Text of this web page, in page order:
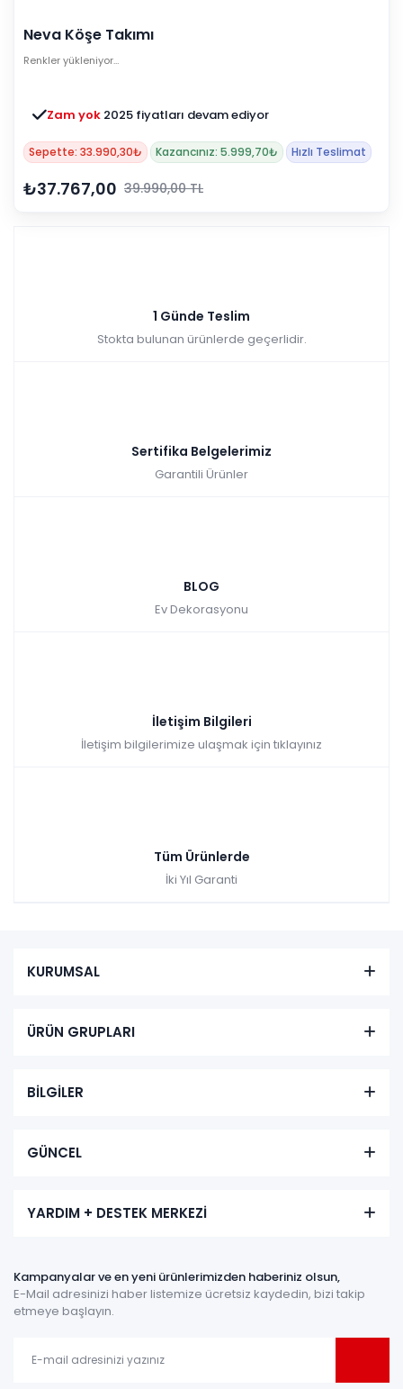
Neva Köşe Takımı
Renkler yükleniyor…
Zam yok 2025 fiyatları devam ediyor
Sepette: 33.990,30₺ Kazancınız: 5.999,70₺ Hızlı Teslimat
₺37.767,00 39.990,00 TL
1 Günde Teslim
Stokta bulunan ürünlerde geçerlidir.
Sertifika Belgelerimiz
Garantili Ürünler
BLOG
Ev Dekorasyonu
İletişim Bilgileri
İletişim bilgilerimize ulaşmak için tıklayınız
Tüm Ürünlerde
İki Yıl Garanti
KURUMSAL
ÜRÜN GRUPLARI
BİLGİLER
GÜNCEL
YARDIM + DESTEK MERKEZİ
Kampanyalar ve en yeni ürünlerimizden haberiniz olsun,
E-Mail adresinizi haber listemize ücretsiz kaydedin, bizi takip
etmeye başlayın.